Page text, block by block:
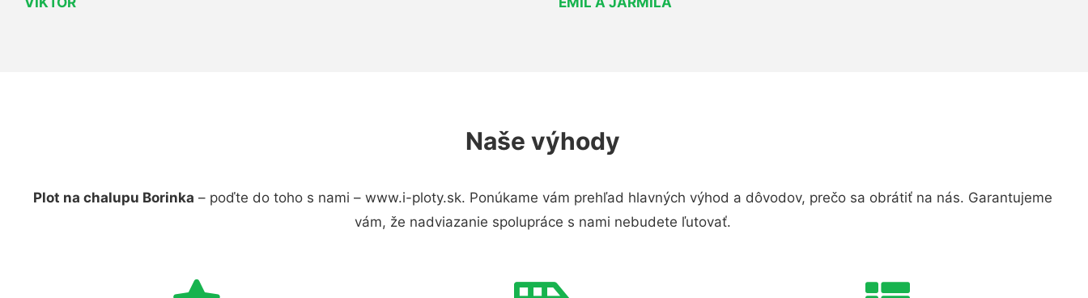
Naše výhody
Plot na chalupu Borinka – poďte do toho s nami – www.i-ploty.sk. Ponúkame vám prehľad hlavných výhod a dôvodov, prečo sa obrátiť na nás. Garantujeme
vám, že nadviazanie spolupráce s nami nebudete ľutovať.